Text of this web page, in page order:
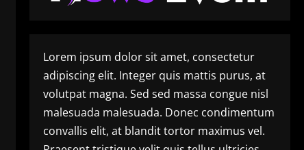
Lorem ipsum dolor sit amet, consectetur
adipiscing elit. Integer quis mattis purus, at
volutpat magna. Sed sed massa congue nisl
malesuada malesuada. Donec condimentum
convallis elit, at blandit tortor maximus vel.